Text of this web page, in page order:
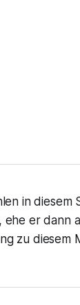
in diesem
ehe er dann
zu diesem